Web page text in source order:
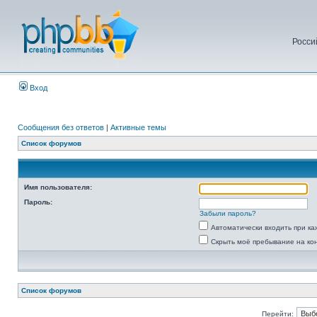
Вход
Сообщения без ответов | Активные темы
Список форумов
Имя пользователя:
Пароль:
Забыли пароль?
Автоматически входить при
Скрыть моё пребывание на
Список форумов
Перейти: